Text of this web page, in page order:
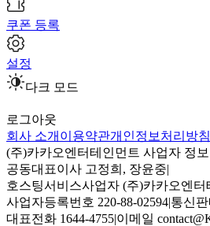
쿠폰 등록
설정
다크 모드
로그아웃
회사 소개 이용약관개인정보처리방침
(주)카카오엔터테인먼트 사업자 정보
공동대표이사 고정희, 장윤중|
호스팅서비스사업자 (주)카카오엔터
사업자등록번호 220-88-02594|통신
대표전화 1644-4755|이메일